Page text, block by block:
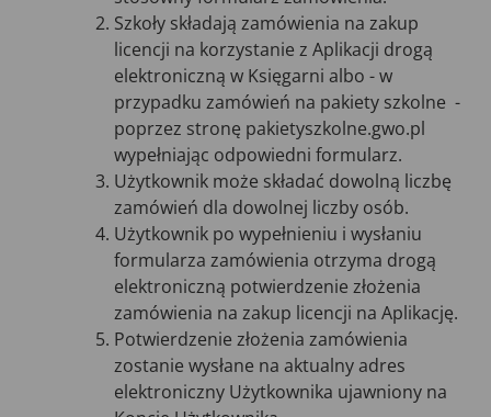
Szkoły składają zamówienia na zakup
licencji na korzystanie z Aplikacji drogą
elektroniczną w Księgarni albo - w
przypadku zamówień na pakiety szkolne -
poprzez stronę pakietyszkolne.gwo.pl
wypełniając odpowiedni formularz.
Użytkownik może składać dowolną liczbę
zamówień dla dowolnej liczby osób.
Użytkownik po wypełnieniu i wysłaniu
formularza zamówienia otrzyma drogą
elektroniczną potwierdzenie złożenia
zamówienia na zakup licencji na Aplikację.
Potwierdzenie złożenia zamówienia
zostanie wysłane na aktualny adres
elektroniczny Użytkownika ujawniony na